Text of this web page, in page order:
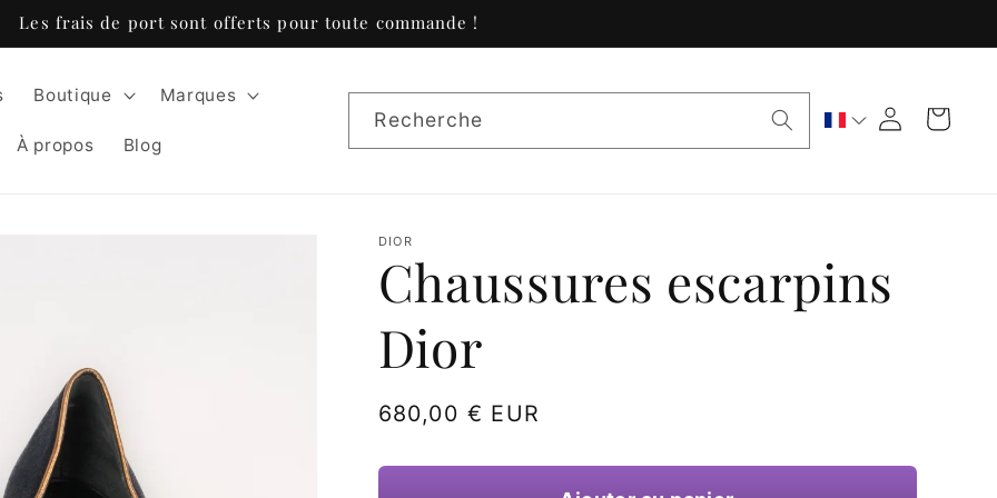
Les frais de port sont offerts pour toute commande !
Boutique Marques
À propos Blog
Recherche ConnexionPanier
DIOR
Chaussures escarpins
Dior
Prix
680,00 € EUR